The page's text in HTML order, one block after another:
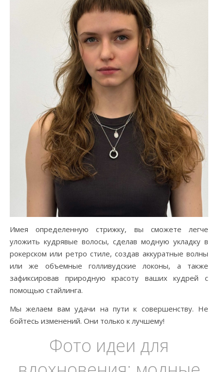
Имея определенную стрижку, вы сможете легче
уложить кудрявые волосы, сделав модную укладку в
рокерском или ретро стиле, создав аккуратные волны
или же объемные голливудские локоны, а также
зафиксировав природную красоту ваших кудрей с
помощью стайлинга.
Мы желаем вам удачи на пути к совершенству. Не
бойтесь изменений. Они только к лучшему!
Фото идеи для